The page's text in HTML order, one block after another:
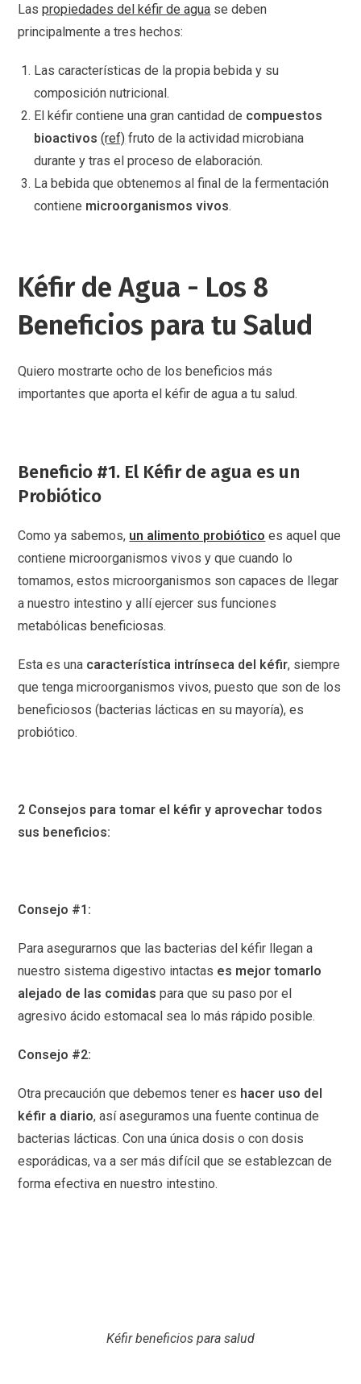
Laspropiedades del kéfir de agua se deben
principalmente a tres hechos:
Las características de la propia bebida y su
composición nutricional.
El kéfir contiene una gran cantidad de compuestos
bioactivos(ref) fruto de la actividad microbiana
durante y tras el proceso de elaboración.
La bebida que obtenemos al final de la fermentación
contiene microorganismos vivos.
Kéfir de Agua - Los 8
Beneficios para tu Salud
Quiero mostrarte ocho de los beneficios más
importantes que aporta el kéfir de agua a tu salud.
Beneficio #1. El Kéfir de agua es un
Probiótico
Como ya sabemos, un alimento probiótico es aquel que
contiene microorganismos vivos y que cuando lo
tomamos, estos microorganismos son capaces de llegar
a nuestro intestino y allí ejercer sus funciones
metabólicas beneficiosas.
Esta es una característica intrínseca del kéfir, siempre
que tenga microorganismos vivos, puesto que son de los
beneficiosos (bacterias lácticas en su mayoría), es
probiótico.
2 Consejos para tomar el kéfir y aprovechar todos
sus beneficios:
Consejo #1:
Para asegurarnos que las bacterias del kéfir llegan a
nuestro sistema digestivo intactas es mejor tomarlo
alejado de las comidas para que su paso por el
agresivo ácido estomacal sea lo más rápido posible.
Consejo #2:
Otra precaución que debemos tener es hacer uso del
kéfir a diario, así aseguramos una fuente continua de
bacterias lácticas. Con una única dosis o con dosis
esporádicas, va a ser más difícil que se establezcan de
forma efectiva en nuestro intestino.
Kéfir beneficios para salud